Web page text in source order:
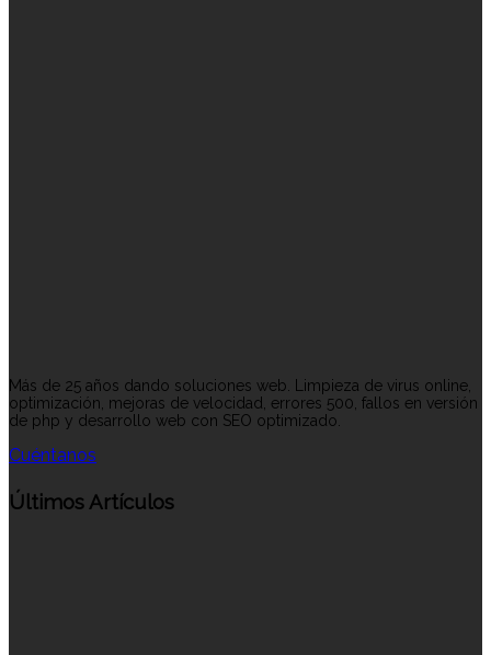
Más de 25 años dando soluciones web. Limpieza de virus online,
optimización, mejoras de velocidad, errores 500, fallos en versión
de php y desarrollo web con SEO optimizado.
Cuéntanos
Últimos Artículos